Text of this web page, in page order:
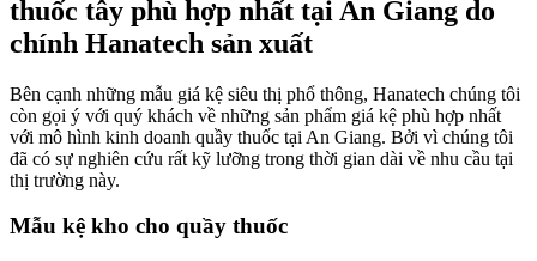
thuốc tây phù hợp nhất tại An Giang do
chính Hanatech sản xuất
Bên cạnh những mẫu giá kệ siêu thị phổ thông, Hanatech chúng tôi
còn gọi ý với quý khách về những sản phẩm giá kệ phù hợp nhất
với mô hình kinh doanh quầy thuốc tại An Giang. Bởi vì chúng tôi
đã có sự nghiên cứu rất kỹ lưỡng trong thời gian dài về nhu cầu tại
thị trường này.
Mẫu kệ kho cho quầy thuốc